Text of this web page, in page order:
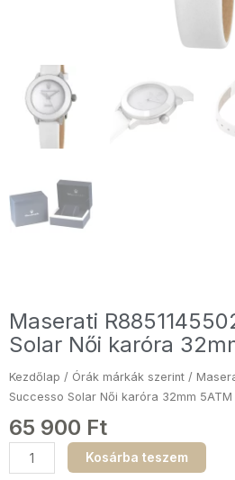
Maserati
Solar Női karóra
Kezdőlap / Órák márkák szerint /
Successo Solar Női karóra 32mm 5ATM
65 900 Ft
Maserati
R8851145502
Kosárba teszem